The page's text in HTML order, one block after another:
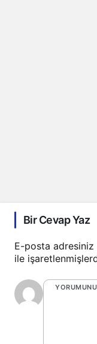
Bir Cevap Yaz
E-posta adresiniz
ile